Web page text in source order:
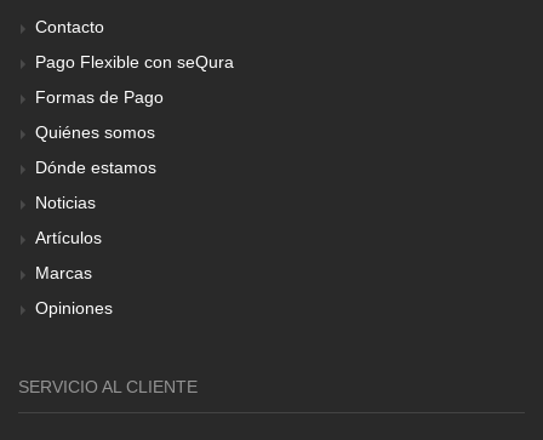
Contacto
Pago Flexible con seQura
Formas de Pago
Quiénes somos
Dónde estamos
Noticias
Artículos
Marcas
Opiniones
SERVICIO AL CLIENTE